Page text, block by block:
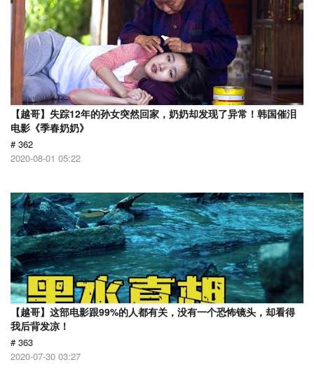
【越哥】失踪12年的孙女突然回家，奶奶却发现了异常！韩国催泪
电影《季春奶奶》
# 362
2020-08-01 05:22
【越哥】这部电影跟99%的人都有关，没有一个恐怖镜头，却看得
我后背发凉！
# 363
2020-07-30 03:27